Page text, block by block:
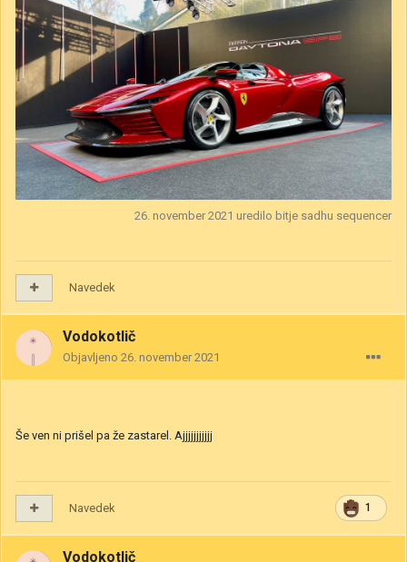
26. november 2021 uredilo bitje sadhu sequencer
Navedek
Vodokotlič
Objavljeno 26. november 2021
Še ven ni prišel pa že zastarel. Ajjjjjjjjjjj
1
Navedek
Vodokotlič